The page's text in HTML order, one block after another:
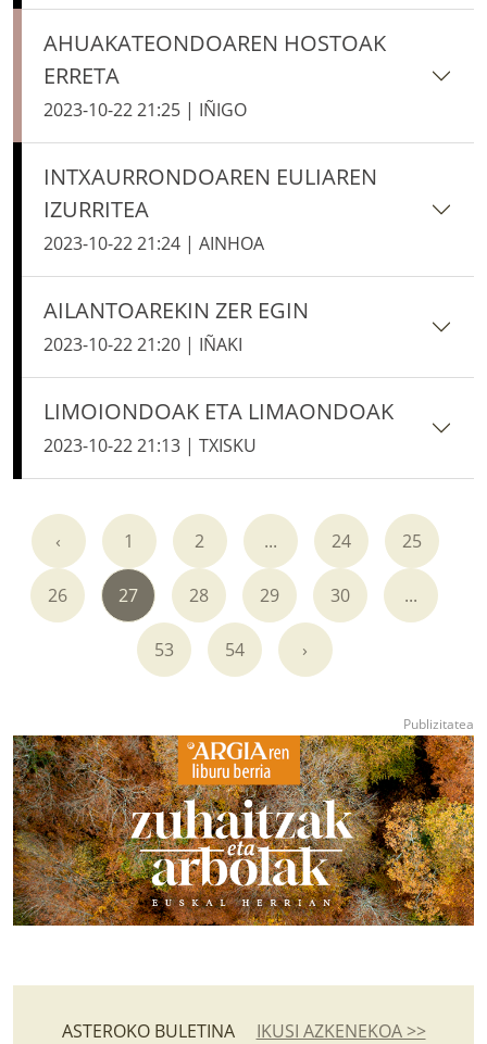
AHUAKATEONDOAREN HOSTOAK
ERRETA
2023-10-22 21:25 | IÑIGO
INTXAURRONDOAREN EULIAREN
IZURRITEA
2023-10-22 21:24 | AINHOA
AILANTOAREKIN ZER EGIN
2023-10-22 21:20 | IÑAKI
LIMOIONDOAK ETA LIMAONDOAK
2023-10-22 21:13 | TXISKU
‹ 1 2 ... 24 25
26 27 28 29 30 ...
53 54 ›
ASTEROKO BULETINA IKUSI AZKENEKOA >>